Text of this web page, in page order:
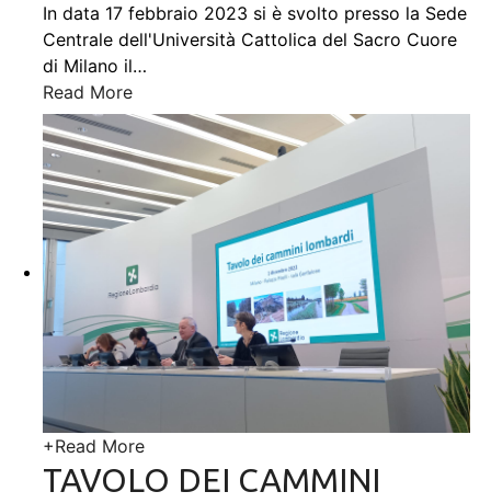
In data 17 febbraio 2023 si è svolto presso la Sede
Centrale dell'Università Cattolica del Sacro Cuore
di Milano il…
Read More
+Read More
TAVOLO DEI CAMMINI